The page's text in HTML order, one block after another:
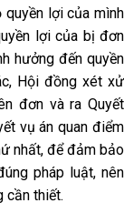
lợi của mình
lợi của bị đơn
hưởng đến quyền
Hội đồng xét xử
đơn và ra Quyết
vụ án quan điểm
nhất, để đảm bảo
pháp luật, nên
cần thiết.